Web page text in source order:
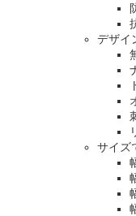
デザイ
サイズ